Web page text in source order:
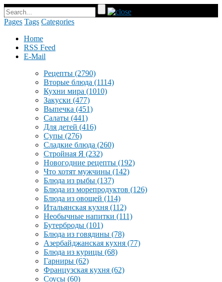
Pages Tags Categories
Home
RSS Feed
E-Mail
Рецепты (2790)
Вторые блюда (1114)
Кухни мира (1010)
Закуски (477)
Выпечка (451)
Салаты (441)
Для детей (416)
Супы (276)
Сладкие блюда (260)
Стройная Я (232)
Новогодние рецепты (192)
Что хотят мужчины (142)
Блюда из рыбы (137)
Блюда из морепродуктов (126)
Блюда из овощей (114)
Итальянская кухня (112)
Необычные напитки (111)
Бутерброды (101)
Блюда из говядины (78)
Азербайджанская кухня (77)
Блюда из курицы (68)
Гарниры (62)
Французская кухня (62)
Соусы (60)